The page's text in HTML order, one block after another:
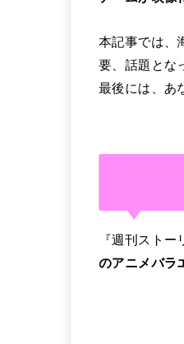
本記事では、
要、話題とな
最後には、あ
『週刊スト
のアニメバラ